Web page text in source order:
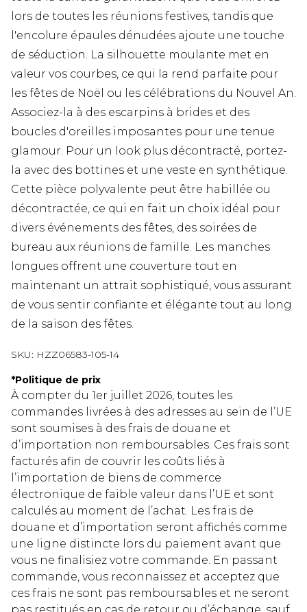
lors de toutes les réunions festives, tandis que
l'encolure épaules dénudées ajoute une touche
de séduction. La silhouette moulante met en
valeur vos courbes, ce qui la rend parfaite pour
les fêtes de Noël ou les célébrations du Nouvel An.
Associez-la à des escarpins à brides et des
boucles d'oreilles imposantes pour une tenue
glamour. Pour un look plus décontracté, portez-
la avec des bottines et une veste en synthétique.
Cette pièce polyvalente peut être habillée ou
décontractée, ce qui en fait un choix idéal pour
divers événements des fêtes, des soirées de
bureau aux réunions de famille. Les manches
longues offrent une couverture tout en
maintenant un attrait sophistiqué, vous assurant
de vous sentir confiante et élégante tout au long
de la saison des fêtes.
SKU: HZZ06583-105-14
*Politique de prix
À compter du 1er juillet 2026, toutes les
commandes livrées à des adresses au sein de l’UE
sont soumises à des frais de douane et
d’importation non remboursables. Ces frais sont
facturés afin de couvrir les coûts liés à
l’importation de biens de commerce
électronique de faible valeur dans l’UE et sont
calculés au moment de l’achat. Les frais de
douane et d’importation seront affichés comme
une ligne distincte lors du paiement avant que
vous ne finalisiez votre commande. En passant
commande, vous reconnaissez et acceptez que
ces frais ne sont pas remboursables et ne seront